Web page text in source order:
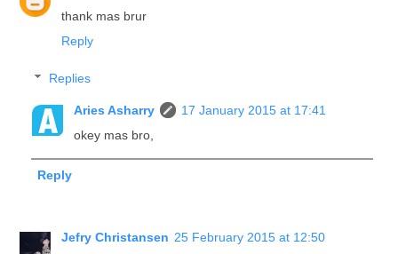
thank mas brur
Reply
Replies
Aries Asharry
17 January 2015 at 17:41
okey mas bro,
Reply
Jefry Christansen 25 February 2015 at 12:50